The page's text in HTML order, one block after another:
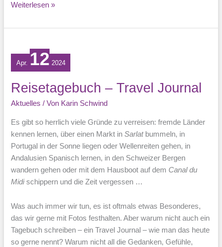
Vom
mit
Weiterlesen »
Apr. 12 2024
Reisetagebuch – Travel Journal
Aktuelles / Von Karin Schwind
Es gibt so herrlich viele Gründe zu verreisen: fremde Länder
kennen lernen, über einen Markt inSarlatbummeln, in
Portugal in der Sonne liegen oder Wellenreiten gehen, in
Andalusien Spanisch lernen, in den Schweizer Bergen
wandern gehen oder mit dem Hausboot auf dem Canal du
Midischippern und die Zeit vergessen …
Was auch immer wir tun, es ist oftmals etwas Besonderes,
das wir gerne mit Fotos festhalten. Aber warum nicht auch ein
Tagebuch schreiben – ein Travel Journal – wie man das heute
so gerne nennt? Warum nicht all die Gedanken, Gefühle,